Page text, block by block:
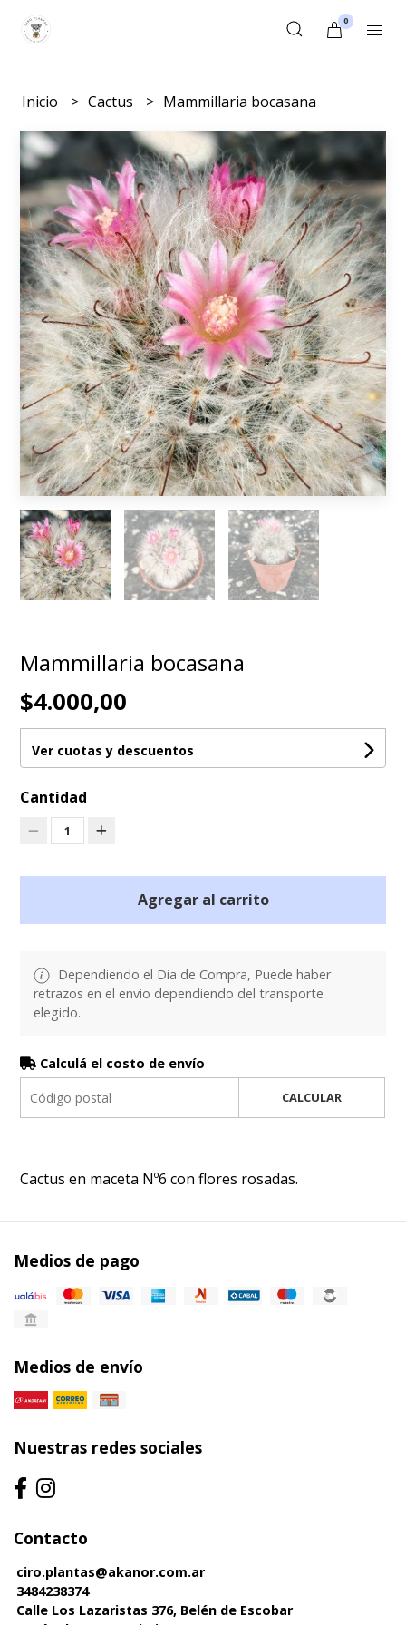
0
Inicio Cactus Mammillaria bocasana
Mammillaria bocasana
$4.000,00
Ver cuotas y descuentos
Cantidad
1
Agregar al carrito
Dependiendo el Dia de Compra, Puede haber
retrazos en el envio dependiendo del transporte
elegido.
Calculá el costo de envío
CALCULAR
Cactus en maceta Nº6 con flores rosadas.
Medios de pago
Medios de envío
Nuestras redes sociales
Contacto
ciro.plantas@akanor.com.ar
3484238374
Calle Los Lazaristas 376, Belén de Escobar